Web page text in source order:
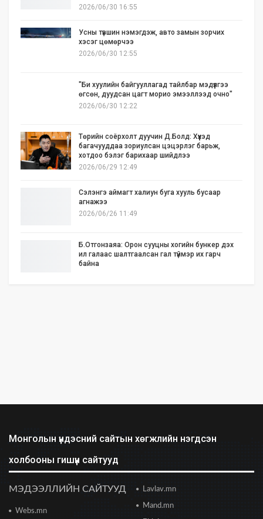
2026/06/30 16:55
Усны түвшин нэмэгдэж, авто замын зорчих
хэсэг цөмөрчээ
2026/06/30 12:55
"Би хуулийн байгууллагад тайлбар мэдүүлгээ
өгсөн, дуудсан цагт морио эмээллээд очно"
2026/06/30 12:22
Төрийн соёрхолт дуучин Д.Болд: Хүүхэд
багачууддаа зориулсан цэцэрлэг барьж,
хотдоо бэлэг барихаар шийдлээ
2026/06/29 12:49
Сэлэнгэ аймагт халиун буга хууль бусаар
агнажээ
2026/06/26 11:49
Б.Отгонзаяа: Орон сууцны хогийн бункер дэх
ил галаас шалтгаалсан гал түймэр их гарч
байна
2028 оны сонгуульд Т.Баярхүү хүч үзэхээ мэдэгдэв
2026/06/23 18:47
Монголын үндэсний сайтын хөгжлийн нэгдсэн
холбооны гишүүн сайтууд
МЭДЭЭЛЛИЙН САЙТУУД
Webs.mn
Lavlav.mn
Mand.mn